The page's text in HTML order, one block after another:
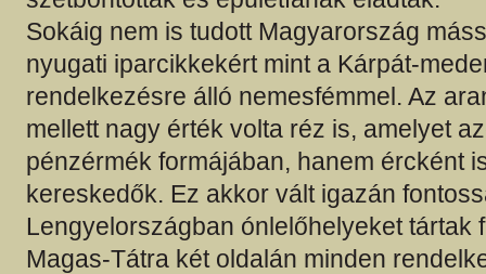
Sokáig nem is tudott Magyarország
nyugati iparcikkekért mint a Kárpát-
rendelkezésre álló nemesfémmel. Az
mellett nagy érték volta réz is, amelyet
pénzérmék formájában, hanem ércként
kereskedők. Ez akkor vált igazán
Lengyelországban ónlelőhelyeket tártak
Magas-Tátra két oldalán minden